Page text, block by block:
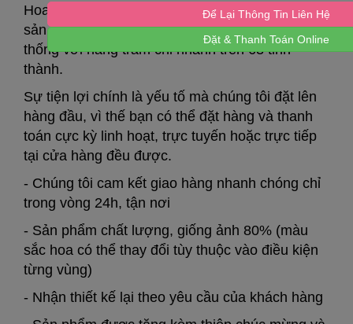
Hoa Tận Nơi - địa chỉ cung cấp hoa tươi uy tín,
sản phẩm đang được cung cấp trên toàn hệ
thống với hàng trăm chi nhánh trên 63 tỉnh
thành.
Sự tiện lợi chính là yếu tố mà chúng tôi đặt lên
hàng đầu, vì thế bạn có thể đặt hàng và thanh
toán cực kỳ linh hoạt, trực tuyến hoặc trực tiếp
tại cửa hàng đều được.
- Chúng tôi cam kết giao hàng nhanh chóng chỉ
trong vòng 24h, tận nơi
- Sản phẩm chất lượng, giống ảnh 80% (màu
sắc hoa có thể thay đổi tùy thuộc vào điều kiện
từng vùng)
- Nhận thiết kế lại theo yêu cầu của khách hàng
Để Lại Thông Tin Liên Hệ
Đặt & Thanh Toán Online